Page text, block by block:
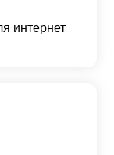
интернет